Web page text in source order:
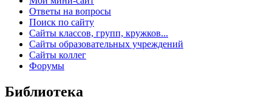
Ответы на вопросы
Поиск по сайту
Сайты классов, групп, кружков...
Сайты образовательных учреждений
Сайты коллег
Форумы
Библиотека